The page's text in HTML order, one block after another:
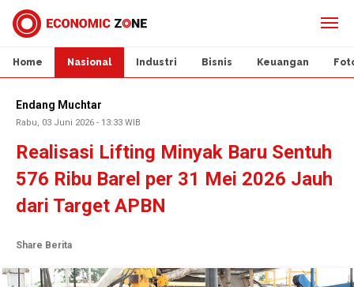
Home Nasional Industri Bisnis Keuangan
Endang Muchtar
Rabu, 03 Juni 2026 - 13:33 WIB
Realisasi Lifting Minyak Baru Sentuh
576 Ribu Barel per 31 Mei 2026 Jauh
dari Target APBN
Share Berita